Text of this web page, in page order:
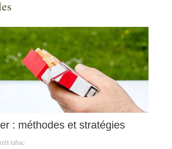
: méthodes et stratégies
tabac